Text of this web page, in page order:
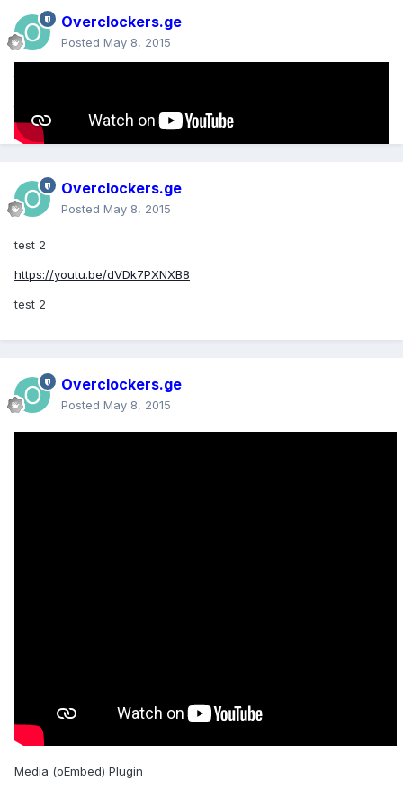
Overclockers.ge
Posted May 8, 2015
Overclockers.ge
Posted May 8, 2015
test 2
https://youtu.be/dVDk7PXNXB8
test 2
Overclockers.ge
Posted May 8, 2015
Media (oEmbed) Plugin